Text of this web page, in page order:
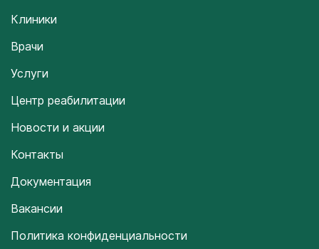
Клиники
Врачи
Услуги
Центр реабилитации
Новости и акции
Контакты
Документация
Вакансии
Политика конфиденциальности